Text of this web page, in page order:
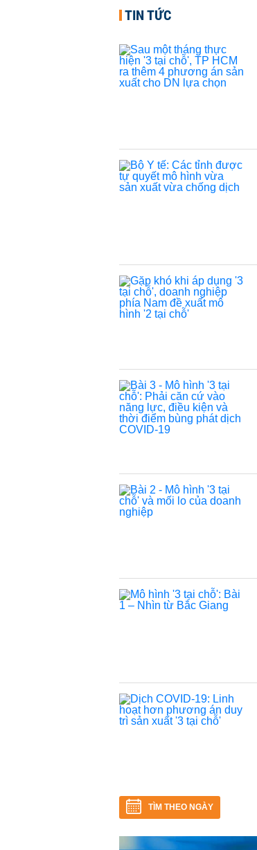
TIN TỨC
TÌM THEO NGÀY